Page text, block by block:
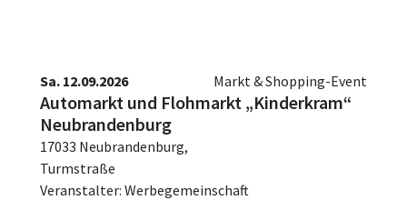
Sa. 12.09.2026 Markt & Shopping-Event
Automarkt und Flohmarkt „Kinderkram“
Neubrandenburg
17033 Neubrandenburg,
Turmstraße
Veranstalter: Werbegemeinschaft